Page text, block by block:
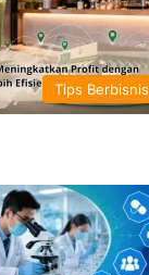
Tips Berbisnis